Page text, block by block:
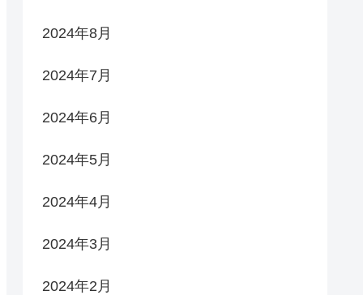
2024年8月
2024年7月
2024年6月
2024年5月
2024年4月
2024年3月
2024年2月